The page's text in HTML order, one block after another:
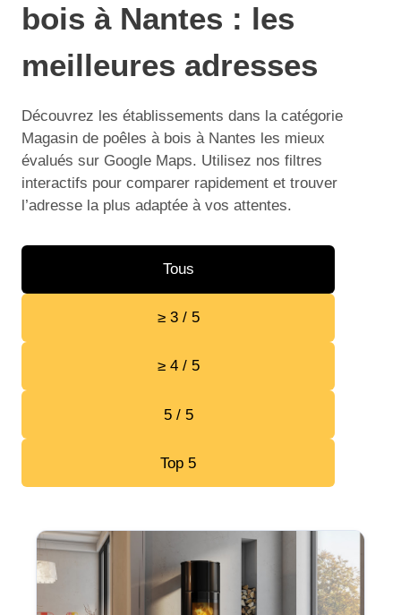
bois à Nantes : les
meilleures adresses
Découvrez les établissements dans la catégorie
Magasin de poêles à bois à Nantes les mieux
évalués sur Google Maps. Utilisez nos filtres
interactifs pour comparer rapidement et trouver
l’adresse la plus adaptée à vos attentes.
Tous
≥ 3 / 5
≥ 4 / 5
5 / 5
Top 5